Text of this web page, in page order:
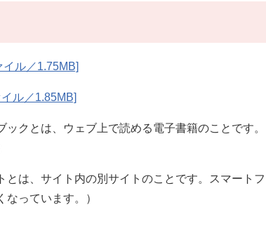
ル／1.75MB]
ル／1.85MB]
ックとは、ウェブ上で読める電子書籍のことです。
とは、サイト内の別サイトのことです。スマートフ
っています。）